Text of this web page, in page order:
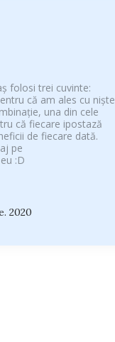
folosi trei cuvinte:
că am ales cu niște
una din cele
că fiecare ipostază
de fiecare dată.
pe
:D
2020